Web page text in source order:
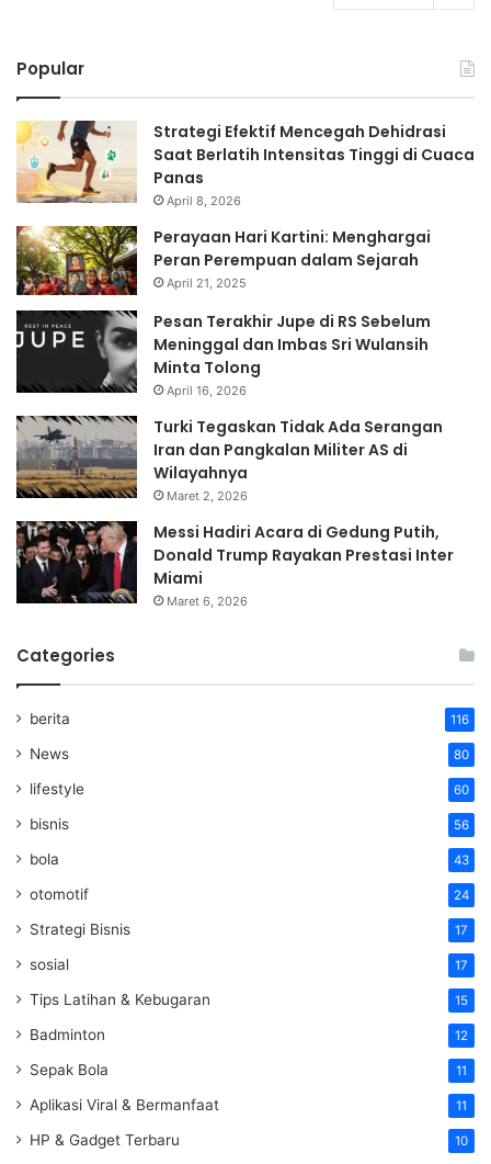
Popular
Strategi Efektif Mencegah Dehidrasi
Saat Berlatih Intensitas Tinggi di Cuaca
Panas
April 8, 2026
Perayaan Hari Kartini: Menghargai
Peran Perempuan dalam Sejarah
April 21, 2025
Pesan Terakhir Jupe di RS Sebelum
Meninggal dan Imbas Sri Wulansih
Minta Tolong
April 16, 2026
Turki Tegaskan Tidak Ada Serangan
Iran dan Pangkalan Militer AS di
Wilayahnya
Maret 2, 2026
Messi Hadiri Acara di Gedung Putih,
Donald Trump Rayakan Prestasi Inter
Miami
Maret 6, 2026
Categories
berita 116
News 80
lifestyle 60
bisnis 56
bola 43
otomotif 24
Strategi Bisnis 17
sosial 17
Tips Latihan & Kebugaran 15
Badminton 12
Sepak Bola 11
Aplikasi Viral & Bermanfaat 11
HP & Gadget Terbaru 10